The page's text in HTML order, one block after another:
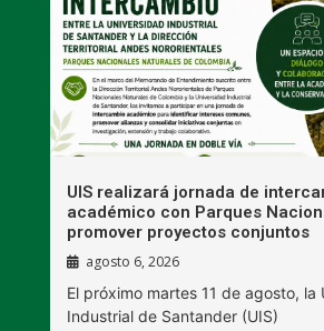
UIS realizará jornada de
académico con Parques
promover proyectos conjuntos
agosto 6, 2026
El próximo martes 11 de agosto, la
Industrial de Santander (UIS)